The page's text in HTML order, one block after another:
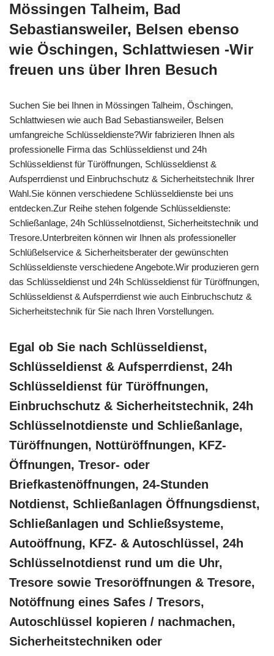
Mössingen Talheim, Bad
Sebastiansweiler, Belsen ebenso
wie Öschingen, Schlattwiesen -Wir
freuen uns über Ihren Besuch
Suchen Sie bei Ihnen in Mössingen Talheim, Öschingen,
Schlattwiesen wie auch Bad Sebastiansweiler, Belsen
umfangreiche Schlüsseldienste?Wir fabrizieren Ihnen als
professionelle Firma das Schlüsseldienst und 24h
Schlüsseldienst für Türöffnungen, Schlüsseldienst &
Aufsperrdienst und Einbruchschutz & Sicherheitstechnik Ihrer
Wahl.Sie können verschiedene Schlüsseldienste bei uns
entdecken.Zur Reihe stehen folgende Schlüsseldienste:
Schließanlage, 24h Schlüsselnotdienst, Sicherheitstechnik und
Tresore.Unterbreiten können wir Ihnen als professioneller
Schlüßelservice & Sicherheitsberater der gewünschten
Schlüsseldienste verschiedene Angebote.Wir produzieren gern
das Schlüsseldienst und 24h Schlüsseldienst für Türöffnungen,
Schlüsseldienst & Aufsperrdienst wie auch Einbruchschutz &
Sicherheitstechnik für Sie nach Ihren Vorstellungen.
Egal ob Sie nach Schlüsseldienst,
Schlüsseldienst & Aufsperrdienst, 24h
Schlüsseldienst für Türöffnungen,
Einbruchschutz & Sicherheitstechnik, 24h
Schlüsselnotdienste und Schließanlage,
Türöffnungen, Nottüröffnungen, KFZ-
Öffnungen, Tresor- oder
Briefkastenöffnungen, 24-Stunden
Notdienst, Schließanlagen Öffnungsdienst,
Schließanlagen und Schließsysteme,
Autoöffnung, KFZ- & Autoschlüssel, 24h
Schlüsselnotdienst rund um die Uhr,
Tresore sowie Tresoröffnungen & Tresore,
Notöffnung eines Safes / Tresors,
Autoschlüssel kopieren / nachmachen,
Sicherheitstechniken oder